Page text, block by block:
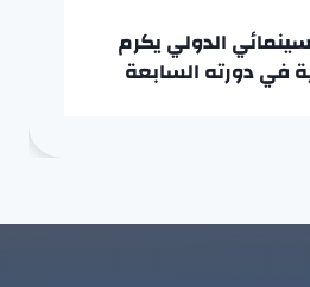
الدولي يكرم
في دورته السابعة